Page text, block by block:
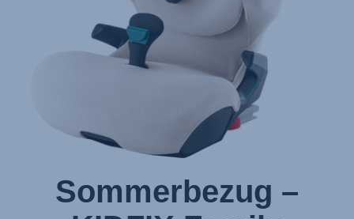
Sommerbezug –